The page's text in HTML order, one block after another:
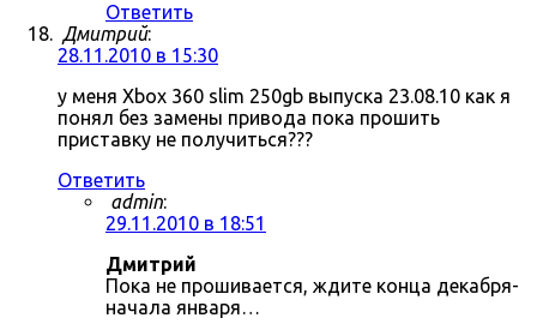
Ответить
Дмитрий:
28.11.2010 в 15:30
у меня Xbox 360 slim 250gb выпуска 23.08.10 как я
понял без замены привода пока прошить
приставку не получиться???
Ответить
admin:
29.11.2010 в 18:51
Дмитрий
Пока не прошивается, ждите конца декабря-
начала января…